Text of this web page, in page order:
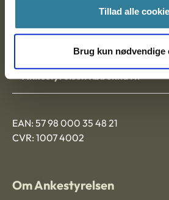
Tillad alle
Brug kun nødvendige
Ankestyrelsen København
EAN: 57 98 000 35 48 21
CVR: 1007 4002
Om Ankestyrelsen